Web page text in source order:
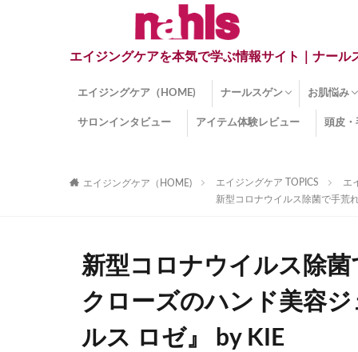
エイジングケアを本気で学ぶ情報サイト｜ナール
エイジングケア（HOME) ナールスゲン
ナールスゲンとは？
ナールスゲン関連成分
お肌悩み
インナー
くすみ
目の下の
しみ
しわ
顔・頭皮
ほうれい
毛穴
手荒れ
乾燥肌
敏感肌
紫外線ダ
薄毛
その他の
サロンインタビュー アイテム体験レビュー 頭皮・
エイジングケア（HOME) エイジングケア TOPICS
エ
新型コロナウイルス除菌で手荒
新型コロナウイルス除
クローズのハンド美容
ルス ロゼ』 by KIE